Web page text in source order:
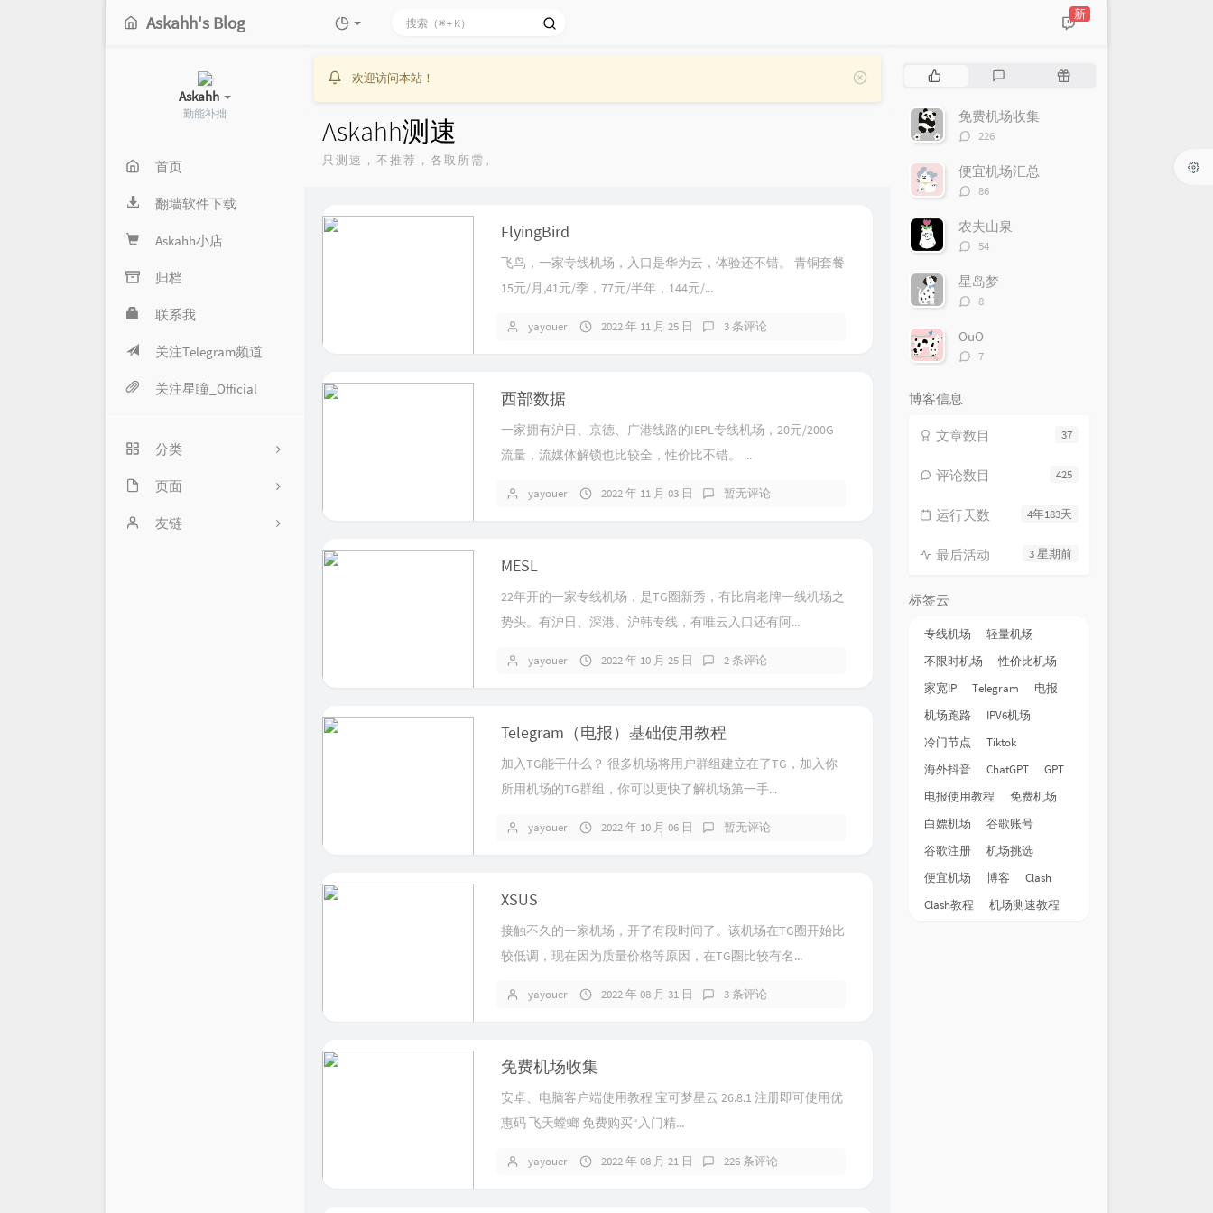
Askahh's Blog 新
Askahh
勤能补拙
首页
翻墙软件下载
Askahh小店
归档
联系我
关注Telegram频道
关注星瞳_Official
分类
25
5
页面
777友链
欢迎访问本站！
Askahh测速
只测速，不推荐，各取所需。
FlyingBird
飞鸟，一家专线机场，入口是华为云，体验还不错。 青铜套餐
15元/月,41元/季，77元/半年，144元/...
yayouer 2022 年 11 月 25 日 3 条评论
西部数据
一家拥有沪日、京德、广港线路的IEPL专线机场，20元/200G
流量，流媒体解锁也比较全，性价比不错。 ...
yayouer 2022 年 11 月 03 日 暂无评论
MESL
22年开的一家专线机场，是TG圈新秀，有比肩老牌一线机场之
势头。有沪日、深港、沪韩专线，有唯云入口还有阿...
yayouer 2022 年 10 月 25 日 2 条评论
Telegram（电报）基础使用教程
加入TG能干什么？ 很多机场将用户群组建立在了TG，加入你
所用机场的TG群组，你可以更快了解机场第一手...
yayouer 2022 年 10 月 06 日 暂无评论
XSUS
接触不久的一家机场，开了有段时间了。该机场在TG圈开始比
较低调，现在因为质量价格等原因，在TG圈比较有名...
yayouer 2022 年 08 月 31 日 3 条评论
免费机场收集
安卓、电脑客户端使用教程 宝可梦星云 26.8.1 注册即可使用优
惠码 飞天螳螂 免费购买“入门精...
yayouer 2022 年 08 月 21 日 226 条评论
文
评
随
免费机场收集
评
数：
226
便宜机场汇总
评
数：
86
农夫山泉
评
数：
54
星岛梦
评
数：
8
OuO
评
7
博客信息
37
文章数目
425
评论数目
4年183天
运行天数
3 星期前
最后活动
标签云
专线机场
轻量机场
不限时机场
性价比机场
家宽IP
Telegram
电报
机场跑路
IPV6机场
冷门节点
Tiktok
海外抖音
ChatGPT
GPT
电报使用教程
免费机场
白嫖机场
谷歌账号
谷歌注册
机场挑选
便宜机场
博客
Clash
Clash教程
机场测速教程